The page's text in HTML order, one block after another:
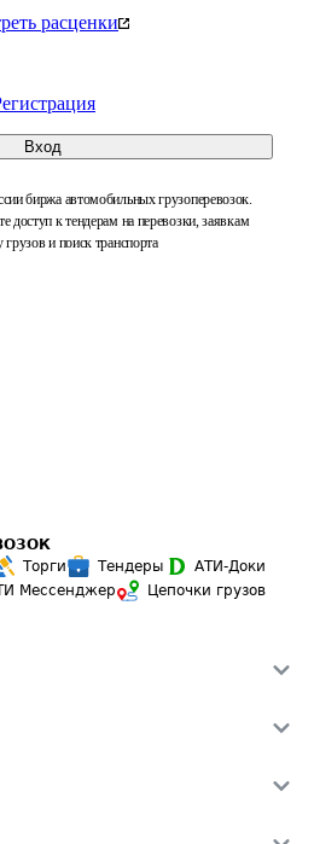
расценки
Вход
биржа автомобильных грузоперевозок.
доступ к тендерам на перевозки, заявкам
грузов и поиск транспорта
Торги Тендеры
АТИ-Доки
Мессенджер
Цепочки грузов